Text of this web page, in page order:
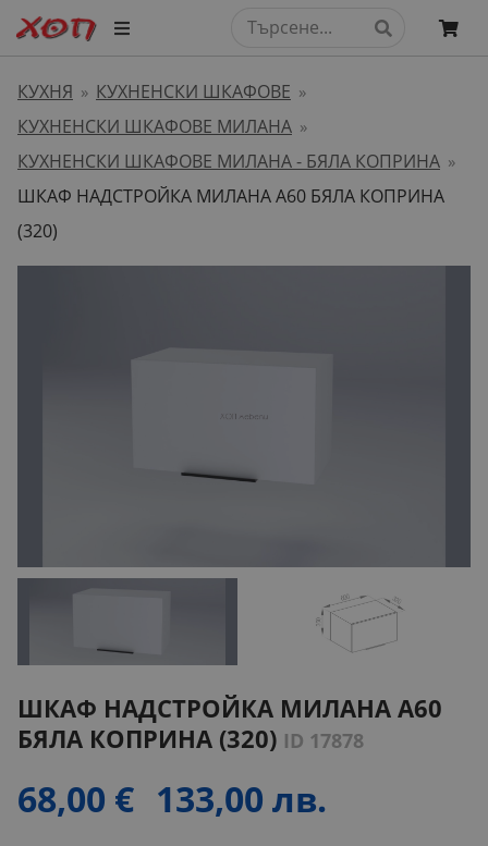
КУХНЯ » КУХНЕНСКИ ШКАФОВЕ »
КУХНЕНСКИ ШКАФОВЕ МИЛАНА »
КУХНЕНСКИ ШКАФОВЕ МИЛАНА - БЯЛА КОПРИНА »
ШКАФ НАДСТРОЙКА МИЛАНА А60 БЯЛА КОПРИНА
(320)
ШКАФ НАДСТРОЙКА МИЛАНА А60
БЯЛА КОПРИНА (320) ID 17878
68,00 € 133,00 лв.